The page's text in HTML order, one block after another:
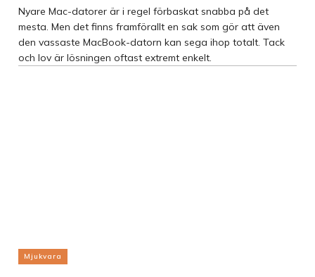
Nyare Mac-datorer är i regel förbaskat snabba på det
mesta. Men det finns framförallt en sak som gör att även
den vassaste MacBook-datorn kan sega ihop totalt. Tack
och lov är lösningen oftast extremt enkelt.
Mjukvara